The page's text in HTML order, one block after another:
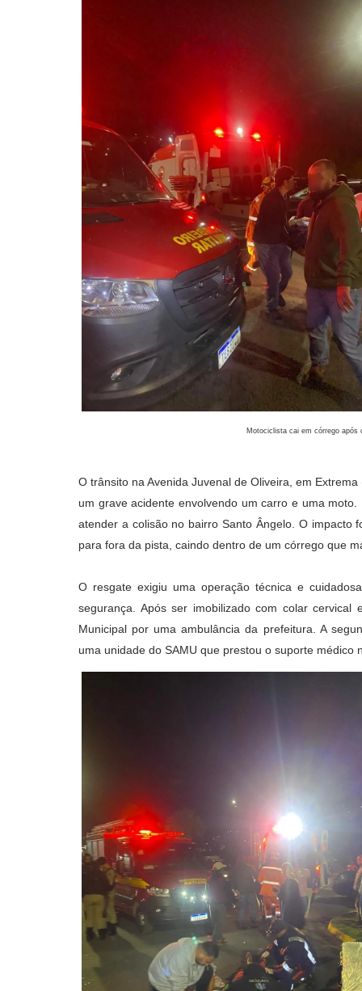
Motociclista cai em córrego
O trânsito na Avenida Juvenal de Oliveira, em
um grave acidente envolvendo um carro e uma
atender a colisão no bairro Santo Ângelo. O impacto
para fora da pista, caindo dentro de um córrego que
O resgate exigiu uma operação técnica e
segurança. Após ser imobilizado com colar
Municipal por uma ambulância da prefeitura. A
uma unidade do SAMU que prestou o suporte médico